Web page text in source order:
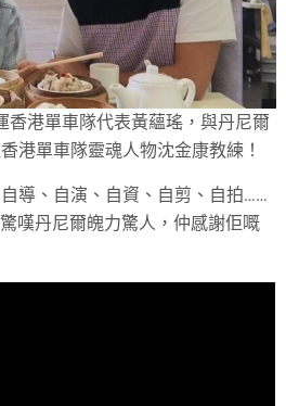
香港單車隊代表黃蘊瑤，與丹尼爾
港單車隊靈魂人物沈金康教練！
導、自演、自資、自剪、自拍……
嘆丹尼爾魄力驚人，仲感謝佢嘅